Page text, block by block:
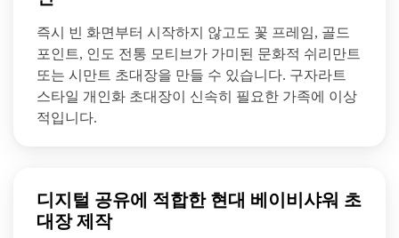
즉시 빈 화면부터 시작하지 않고도 꽃 프레임, 골드
포인트, 인도 전통 모티브가 가미된 문화적 쉬리만트
또는 시만트 초대장을 만들 수 있습니다. 구자라트
스타일 개인화 초대장이 신속히 필요한 가족에 이상
적입니다.
디지털 공유에 적합한 현대 베이비샤워 초
대장 제작